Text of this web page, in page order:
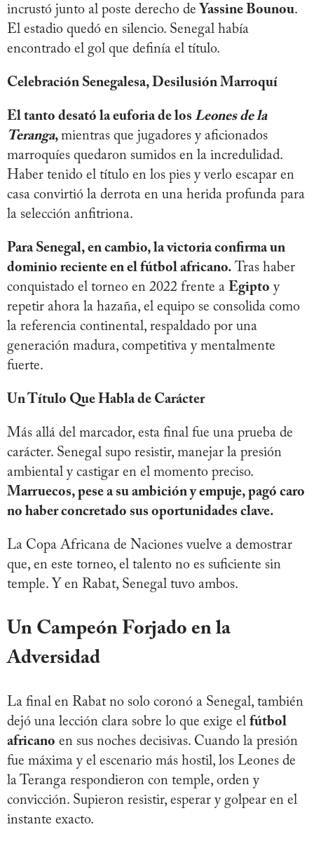
incrustó junto al poste derecho de Yassine Bounou.
El estadio quedó en silencio. Senegal había
encontrado el gol que definía el título.
Celebración Senegalesa, Desilusión Marroquí
El tanto desató la euforia de los Leones de la
Teranga, mientras que jugadores y aficionados
marroquíes quedaron sumidos en la incredulidad.
Haber tenido el título en los pies y verlo escapar en
casa convirtió la derrota en una herida profunda para
la selección anfitriona.
Para Senegal, en cambio, la victoria confirma un
dominio reciente en el fútbol africano. Tras haber
conquistado el torneo en 2022 frente a Egipto y
repetir ahora la hazaña, el equipo se consolida como
la referencia continental, respaldado por una
generación madura, competitiva y mentalmente
fuerte.
Un Título Que Habla de Carácter
Más allá del marcador, esta final fue una prueba de
carácter. Senegal supo resistir, manejar la presión
ambiental y castigar en el momento preciso.
Marruecos, pese a su ambición y empuje, pagó caro
no haber concretado sus oportunidades clave.
La Copa Africana de Naciones vuelve a demostrar
que, en este torneo, el talento no es suficiente sin
temple. Y en Rabat, Senegal tuvo ambos.
Un Campeón Forjado en la
Adversidad
La final en Rabat no solo coronó a Senegal, también
dejó una lección clara sobre lo que exige el fútbol
africano en sus noches decisivas. Cuando la presión
fue máxima y el escenario más hostil, los Leones de
la Teranga respondieron con temple, orden y
convicción. Supieron resistir, esperar y golpear en el
instante exacto.